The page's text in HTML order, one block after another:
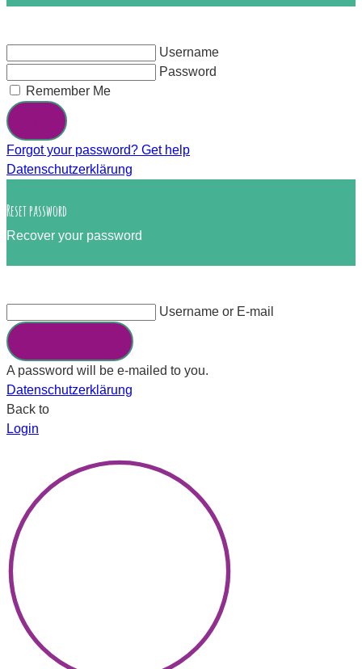
Username
Password
Remember Me
Forgot your password? Get help
Datenschutzerklärung
Reset password
Recover your password
Username or E-mail
A password will be e-mailed to you.
Datenschutzerklärung
Back to
Login